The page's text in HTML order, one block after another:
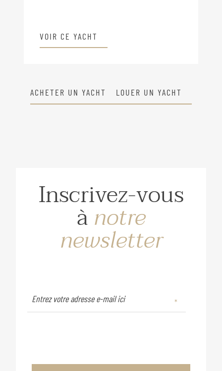
VOIR CE YACHT
ACHETER UN YACHT LOUER UN YACHT
Inscrivez-vous
ànotre
newsletter